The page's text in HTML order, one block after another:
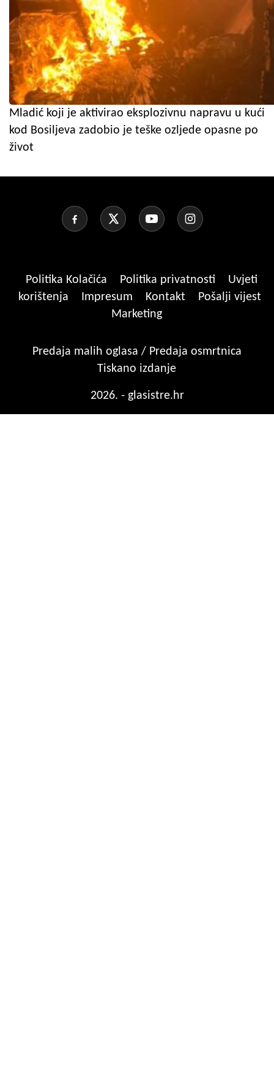
Mladić koji je aktivirao eksplozivnu napravu u kući
kod Bosiljeva zadobio je teške ozljede opasne po
život
Politika Kolačića Politika privatnosti
Uvjeti
korištenja
Impresum Kontakt
Pošalji vijest
Marketing
Predaja malih oglasa / Predaja osmrtnica
Tiskano izdanje
2026. - glasistre.hr